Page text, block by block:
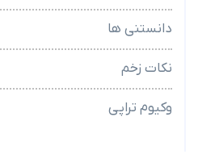
دانستنی ها
نکات زخم
وکیوم تراپی